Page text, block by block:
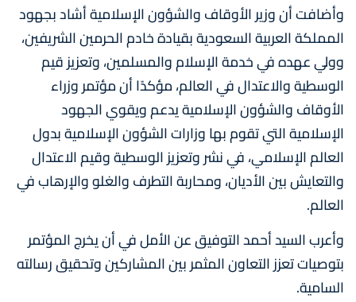
وأضافت أن وزير الأوقاف والشؤون الإسلامية أشاد بجهود
المملكة العربية السعودية بقيادة خادم الحرمين الشريفين،
وولي عهده في خدمة الإسلام والمسلمين، وتعزيز قيم
الوسطية والاعتدال في العالم، مؤكدًا أن مؤتمر وزراء
الأوقاف والشؤون الإسلامية يدعم ويقوي الجهود
الإسلامية التي تقوم بها وزارات الشؤون الإسلامية بدول
العالم الإسلامي، في نشر وتعزيز الوسطية وقيم الاعتدال
والتعايش بين الأديان، ومحاربة التطرف والغلو والإرهاب في
العالم.
وأعرب السيد أحمد التوفيق عن الأمل في أن يخرج المؤتمر
بتوصيات تعزز التعاون المثمر بين المشاركين وتحقيق رسالته
السامية.